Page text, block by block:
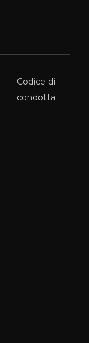
Codice di
condotta